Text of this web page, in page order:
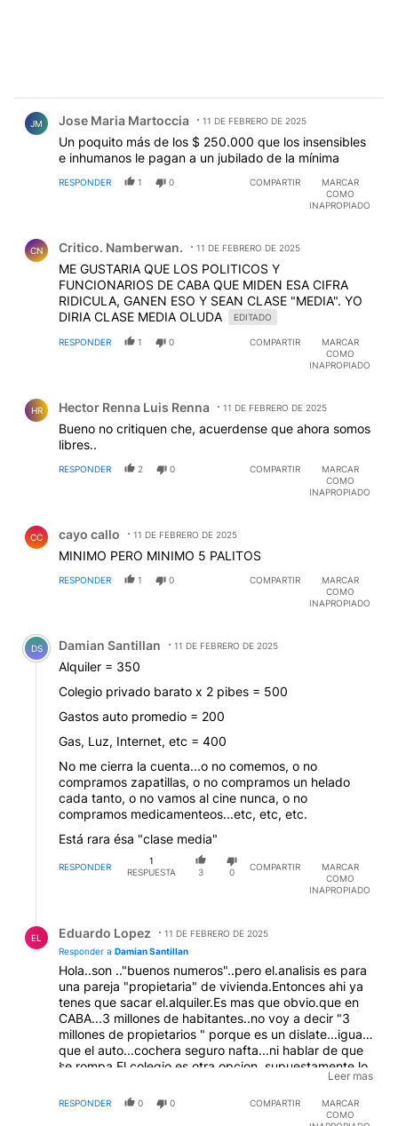
JM Jose Maria Martoccia 11 DE FEBRERO DE 2025
Un poquito más de los $ 250.000 que los insensibles
e inhumanos le pagan a un jubilado de la mínima
RESPONDER 1 0 COMPARTIR
MARCAR
COMO
INAPROPIADO
CN Critico. Namberwan. 11 DE FEBRERO DE 2025
ME GUSTARIA QUE LOS POLITICOS Y
FUNCIONARIOS DE CABA QUE MIDEN ESA CIFRA
RIDICULA, GANEN ESO Y SEAN CLASE "MEDIA". YO
DIRIA CLASE MEDIA OLUDA
EDITADO
RESPONDER 1 0 COMPARTIR
MARCAR
COMO
INAPROPIADO
HR Hector Renna Luis Renna 11 DE FEBRERO DE 2025
Bueno no critiquen che, acuerdense que ahora somos
libres..
RESPONDER 2 0 COMPARTIR
MARCAR
COMO
INAPROPIADO
CC cayo callo 11 DE FEBRERO DE 2025
MINIMO PERO MINIMO 5 PALITOS
RESPONDER 1 0 COMPARTIR
MARCAR
COMO
INAPROPIADO
Comentario de Damian Santillan.
DS Damian Santillan 11 DE FEBRERO DE 2025
Alquiler = 350
Colegio privado barato x 2 pibes = 500
Gastos auto promedio = 200
Gas, Luz, Internet, etc = 400
No me cierra la cuenta...o no comemos, o no
compramos zapatillas, o no compramos un helado
cada tanto, o no vamos al cine nunca, o no
compramos medicamenteos...etc, etc, etc.
Está rara ésa "clase media"
RESPONDER
1
RESPUESTA
3 0
COMPARTIR
MARCAR
COMO
INAPROPIADO
EL Eduardo Lopez
11 DE FEBRERO DE 2025
Responder a Damian Santillan
Hola..son .."buenos numeros"..pero el.analisis es para
una pareja "propietaria" de vivienda.Entonces ahi ya
tenes que sacar el.alquiler.Es mas que obvio.que en
CABA...3 millones de habitantes..no voy a decir "3
millones de propietarios " porque es un dislate...igual
que el auto...cochera seguro nafta...ni hablar de que
se rompa.El colegio.es otra opcion..supuestamente lo
"privado" es mejor..pero en CABA...el ombligo del
ispa..si no tenes una educacion publica
"decente"entonces estamos al forno...despues
.
Leer mas
RESPONDER 0 0 COMPARTIR
MARCAR
COMO